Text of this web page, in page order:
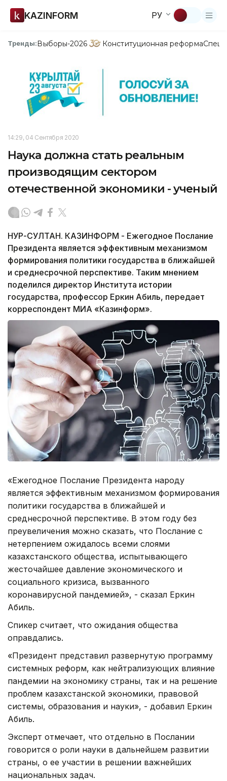
KAZINFORM РУ
Тренды:Выборы-2026 Конституционная реформа
14:29, 04 Сентября 2020
Наука должна стать реальным
производящим сектором
отечественной экономики - ученый
НУР-СУЛТАН. КАЗИНФОРМ - Ежегодное Послание
Президента является эффективным механизмом
формирования политики государства в ближайшей
и среднесрочной перспективе. Таким мнением
поделился директор Института истории
государства, профессор Еркин Абиль, передает
корреспондент МИА «Казинформ».
«Ежегодное Послание Президента народу
является эффективным механизмом формирования
политики государства в ближайшей и
среднесрочной перспективе. В этом году без
преувеличения можно сказать, что Послание с
нетерпением ожидалось всеми слоями
казахстанского общества, испытывающего
жесточайшее давление экономического и
социального кризиса, вызванного
коронавирусной пандемией», - сказал Еркин
Абиль.
Спикер считает, что ожидания общества
оправдались.
«Президент представил развернутую программу
системных реформ, как нейтрализующих влияние
пандемии на экономику страны, так и на решение
проблем казахстанской экономики, правовой
системы, образования и науки», - добавил Еркин
Абиль.
Эксперт отмечает, что отдельно в Послании
говорится о роли науки в дальнейшем развитии
страны, о ее участии в решении важнейших
национальных задач.